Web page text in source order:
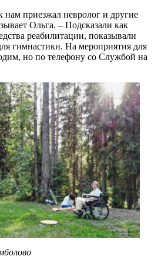
приезжал невролог и другие
Ольга. – Подсказали как
реабилитации, показывали
гимнастики. На мероприятия для
но по телефону со Службой на